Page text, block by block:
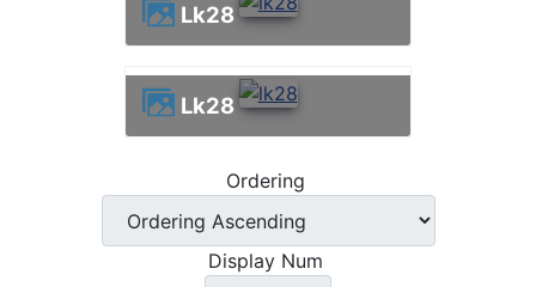
lk28
lk28
Ordering
Display Num